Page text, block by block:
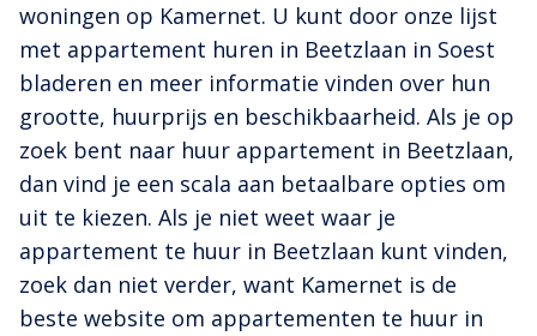
woningen op Kamernet. U kunt door onze lijst
met appartement huren in Beetzlaan in Soest
bladeren en meer informatie vinden over hun
grootte, huurprijs en beschikbaarheid. Als je op
zoek bent naar huur appartement in Beetzlaan,
dan vind je een scala aan betaalbare opties om
uit te kiezen. Als je niet weet waar je
appartement te huur in Beetzlaan kunt vinden,
zoek dan niet verder, want Kamernet is de
beste website om appartementen te huur in